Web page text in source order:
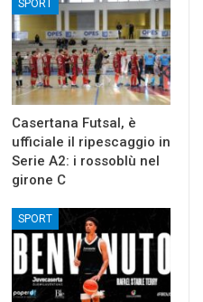
SPORT
Casertana Futsal, è
ufficiale il ripescaggio in
Serie A2: i rossoblù nel
girone C
SPORT